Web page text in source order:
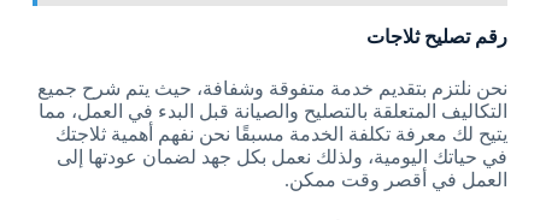
رقم تصليح ثلاجات
نحن نلتزم بتقديم خدمة متفوقة وشفافة، حيث يتم شرح جميع
التكاليف المتعلقة بالتصليح والصيانة قبل البدء في العمل، مما
يتيح لك معرفة تكلفة الخدمة مسبقًا نحن نفهم أهمية ثلاجتك
في حياتك اليومية، ولذلك نعمل بكل جهد لضمان عودتها إلى
العمل في أقصر وقت ممكن.